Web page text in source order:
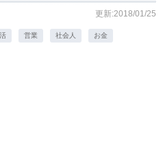
更新:2018/01/25
営業 社会人 お金